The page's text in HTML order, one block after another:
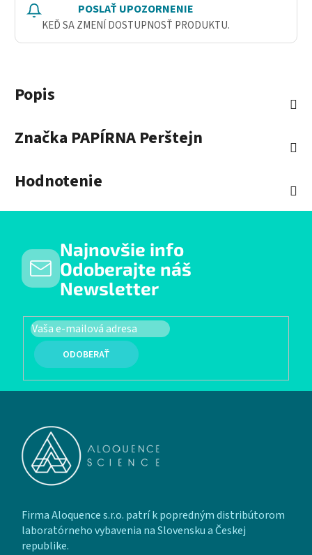
POSLAŤ UPOZORNENIE
KEĎ SA ZMENÍ DOSTUPNOSŤ PRODUKTU.
Popis
Značka PAPÍRNA Perštejn
Hodnotenie
Najnovšie info
Odoberajte náš
Newsletter
PRIHLÁSIŤ SA
Firma Aloquence s.r.o. patrí k popredným distribútorom
laboratórneho vybavenia na Slovensku a Českej
republike.